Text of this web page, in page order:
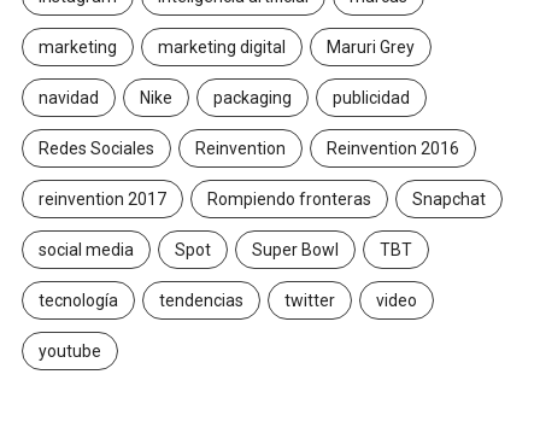
marketing marketing digital Maruri Grey
navidad Nike packaging publicidad
Redes Sociales Reinvention Reinvention 2016
reinvention 2017 Rompiendo fronteras Snapchat
social media Spot Super Bowl TBT
tecnología tendencias twitter video
youtube